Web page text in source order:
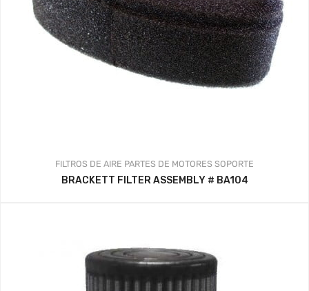
FILTROS DE AIRE PARTES DE MOTORES SOPORTE
BRACKETT FILTER ASSEMBLY # BA104